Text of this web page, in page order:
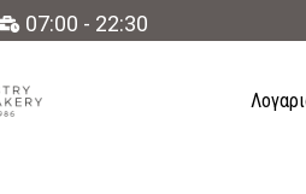
07:00 - 22:30